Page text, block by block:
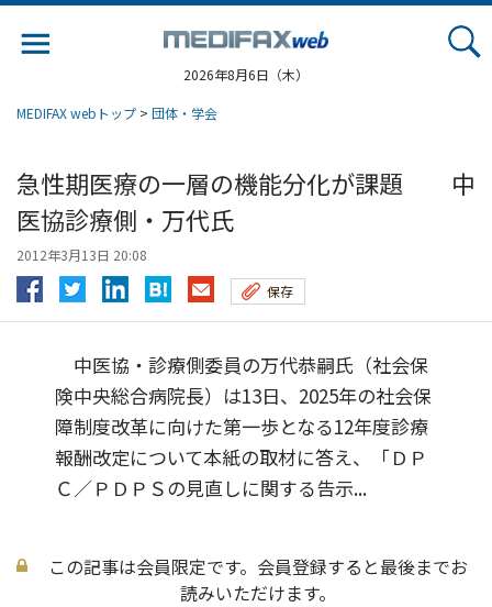
2026年8月6日（木）
MEDIFAX webトップ > 団体・学会
急性期医療の一層の機能分化が課題 中
医協診療側・万代氏
2012年3月13日 20:08
保存
中医協・診療側委員の万代恭嗣氏（社会保
険中央総合病院長）は13日、2025年の社会保
障制度改革に向けた第一歩となる12年度診療
報酬改定について本紙の取材に答え、「ＤＰ
Ｃ／ＰＤＰＳの見直しに関する告示...
この記事は会員限定です。会員登録すると最後までお
読みいただけます。